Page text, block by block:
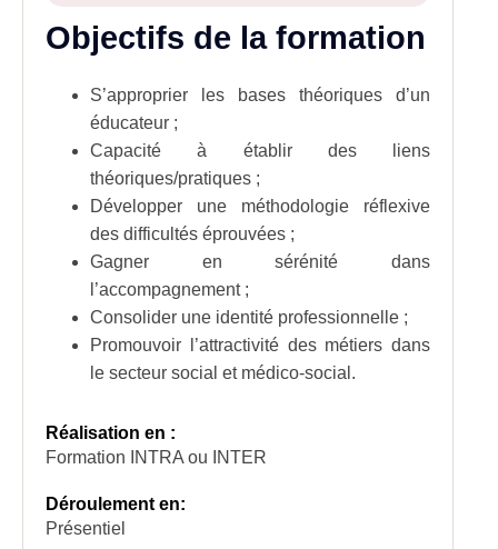
Objectifs de la formation
S’approprier les bases théoriques d’un
éducateur ;
Capacité à établir des liens
théoriques/pratiques ;
Développer une méthodologie réflexive
des difficultés éprouvées ;
Gagner en sérénité dans
l’accompagnement ;
Consolider une identité professionnelle ;
Promouvoir l’attractivité des métiers dans
le secteur social et médico-social.
Réalisation en :
Formation INTRA ou INTER
Déroulement en:
Présentiel